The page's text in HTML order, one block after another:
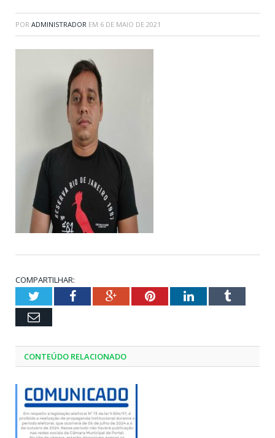
POR ADMINISTRADOR EM 6 DE MAIO DE 2021
COMPARTILHAR:
TwitterFacebookGoogle+PinterestLinkedInTumblr
Email
CONTEÚDO RELACIONADO